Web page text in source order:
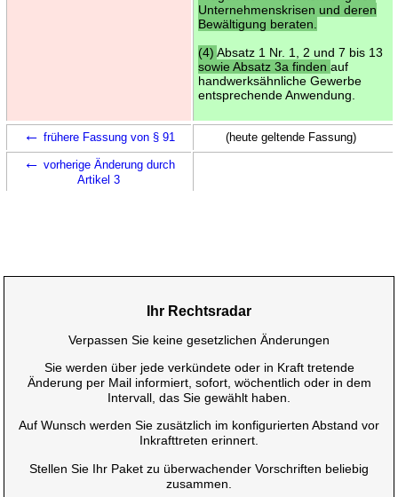
Unternehmenskrisen und deren
Bewältigung beraten.
(4) Absatz 1 Nr. 1, 2 und 7 bis 13
sowie Absatz 3a finden auf
handwerksähnliche Gewerbe
entsprechende Anwendung.
← frühere Fassung von § 91 (heute geltende Fassung)
← vorherige Änderung durch
Artikel 3
Ihr Rechtsradar
Verpassen Sie keine gesetzlichen Änderungen
Sie werden über jede verkündete oder in Kraft tretende
Änderung per Mail informiert, sofort, wöchentlich oder in dem
Intervall, das Sie gewählt haben.
Auf Wunsch werden Sie zusätzlich im konfigurierten Abstand vor
Inkrafttreten erinnert.
Stellen Sie Ihr Paket zu überwachender Vorschriften beliebig
zusammen.